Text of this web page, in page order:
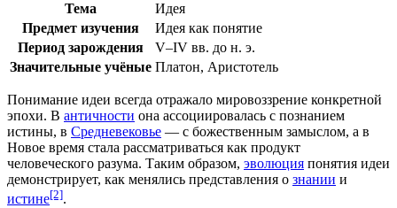
Тема
Идея
Предмет изучения
Идея как понятие
Период зарождения
V–IV вв. до н. э.
Значительные учёные Платон, Аристотель
Понимание идеи всегда отражало мировоззрение конкретной
эпохи. В античности она ассоциировалась с познанием
истины, в Средневековье — с божественным замыслом, а в
Новое время стала рассматриваться как продукт
человеческого разума. Таким образом, эволюция понятия идеи
демонстрирует, как менялись представления о знании и
истине[2].